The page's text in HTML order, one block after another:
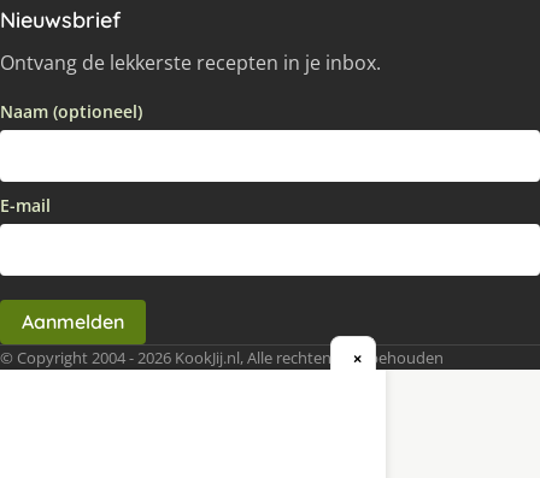
Nieuwsbrief
Ontvang de lekkerste recepten in je inbox.
Naam (optioneel)
E-mail
Aanmelden
© Copyright 2004 - 2026 KookJij.nl, Alle rechten voorbehouden
×